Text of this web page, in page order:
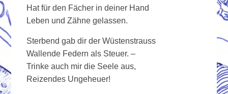
Hat für den Fächer in deiner Hand
Leben und Zähne gelassen.
Sterbend gab dir der Wüstenstrauss
Wallende Federn als Steuer. –
Trinke auch mir die Seele aus,
Reizendes Ungeheuer!